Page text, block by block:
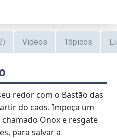
Videos Tópicos
redor com o Bastão das
do caos. Impeça um
Onox e resgate
para salvar a